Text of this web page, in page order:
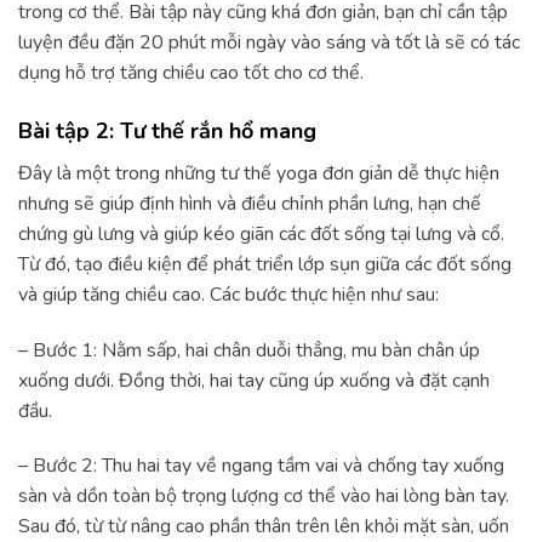
trong cơ thể. Bài tập này cũng khá đơn giản, bạn chỉ cần tập
luyện đều đặn 20 phút mỗi ngày vào sáng và tốt là sẽ có tác
dụng hỗ trợ tăng chiều cao tốt cho cơ thể.
Bài tập 2: Tư thế rắn hổ mang
Đây là một trong những tư thế yoga đơn giản dễ thực hiện
nhưng sẽ giúp định hình và điều chỉnh phần lưng, hạn chế
chứng gù lưng và giúp kéo giãn các đốt sống tại lưng và cổ.
Từ đó, tạo điều kiện để phát triển lớp sụn giữa các đốt sống
và giúp tăng chiều cao. Các bước thực hiện như sau:
– Bước 1: Nằm sấp, hai chân duỗi thẳng, mu bàn chân úp
xuống dưới. Đồng thời, hai tay cũng úp xuống và đặt cạnh
đầu.
– Bước 2: Thu hai tay về ngang tầm vai và chống tay xuống
sàn và dồn toàn bộ trọng lượng cơ thể vào hai lòng bàn tay.
Sau đó, từ từ nâng cao phần thân trên lên khỏi mặt sàn, uốn